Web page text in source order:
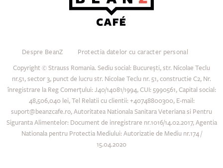
Despre BeanZ
Protectia datelor cu caracter personal
Copyright © Strauss Romania. Sediu social: Bucureşti, str. Nicolae Teclu
nr.51, sector 3, punct de lucru str. Nicolae Teclu nr. 51, constructie C2, Nr.
înregistrare la Reg Comerţului: J40/14081/1994, CUI: 5990561, Capital social:
48,506,040 lei, Tel Relatii cu clientii: +40748800300, E-mail:
suport@beanzcafe.ro, Autoritatea Nationala Sanitara Veteriana si Pentru
Siguranta Alimentelor: Document de inregistrare nr.1016/14.02.2017, Agentia
Nationala pentru Protectia Mediului: Autorizatie de Mediu nr.174 /
15.04.2020